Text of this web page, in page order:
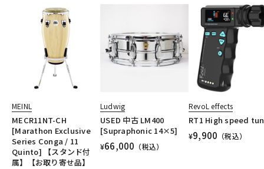
DJ機器 DTM
DTM オンライン納品 レコーディング機器
配信/ライブ機器 楽器アクセサリ
中古 ヴィンテージ
MEINL
MECR11NT-CH
[Marathon Exclusive
Series Conga / 11
Quinto] 【スタンド付
属】【お取り寄せ品】
Ludwig
USED 中古 LM400
[Supraphonic 14×5]
¥66,000 （税込）
RevoL effects
RT1 High speed
¥9,900 （税込）